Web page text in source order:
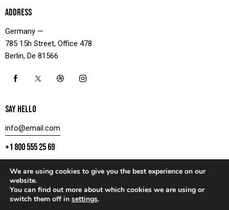
ADDRESS
Germany —
785 15h Street, Office 478
Berlin, De 81566
SAY HELLO
info@email.com
+1 800 555 25 69
CONTACT US
We are using cookies to give you the best experience on our
website.
You can find out more about which cookies we are using or
switch them off in settings.